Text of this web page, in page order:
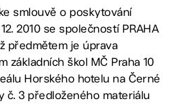
smlouvě o poskytování
2010 se společností PRAHA
předmětem je úprava
základních škol MČ Praha 10
Horského hotelu na Černé
č. 3 předloženého materiálu